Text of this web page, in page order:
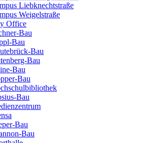
Liebknechtstraße
Weigelstraße
Office
Bau
Bau
Bau
Bau
Bau
Bau
Bau
Bau
Bau